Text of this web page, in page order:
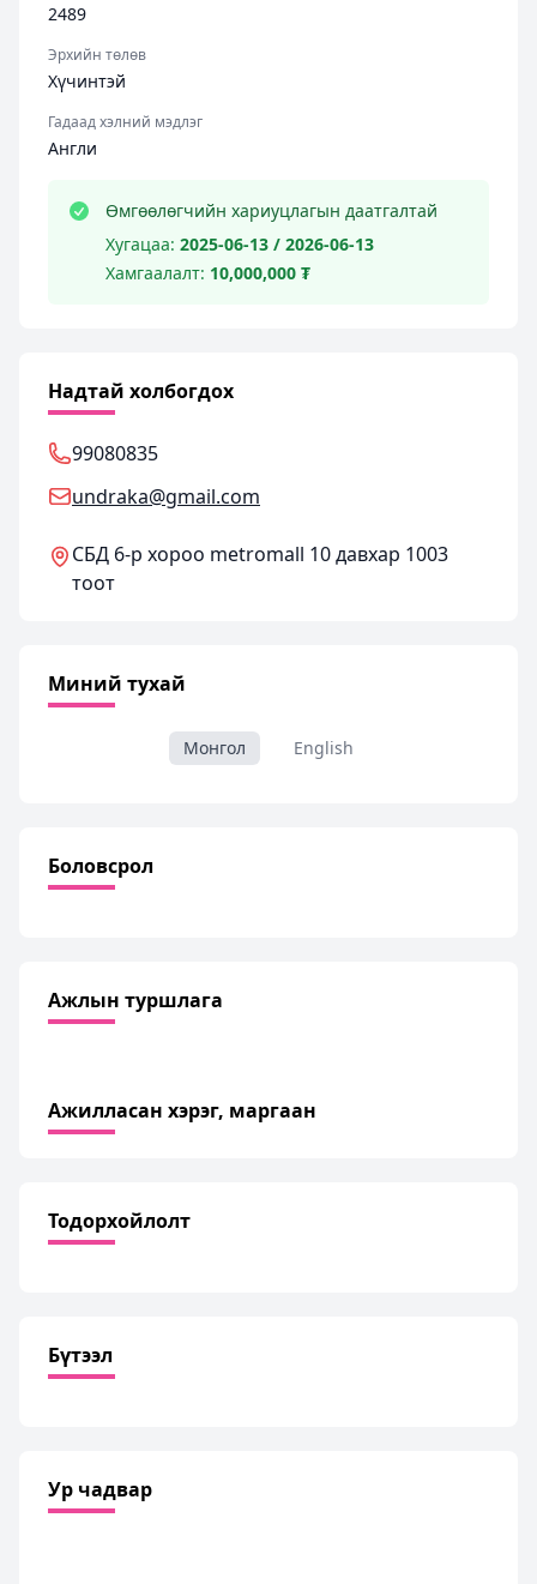
2489
Эрхийн төлөв
Хүчинтэй
Гадаад хэлний мэдлэг
Англи
Өмгөөлөгчийн хариуцлагын даатгалтай
Хугацаа: 2025-06-13 / 2026-06-13
Хамгаалалт: 10,000,000 ₮
Надтай холбогдох
99080835
undraka@gmail.com
СБД 6-р хороо metromall 10 давхар 1003
тоот
Миний тухай
Монгол English
Боловсрол
Ажлын туршлага
Ажилласан хэрэг, маргаан
Тодорхойлолт
Бүтээл
Ур чадвар